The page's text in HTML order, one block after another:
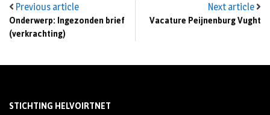
Previous article
Onderwerp: Ingezonden brief
(verkrachting)
Next article
Vacature Peijnenburg Vught
STICHTING HELVOIRTNET